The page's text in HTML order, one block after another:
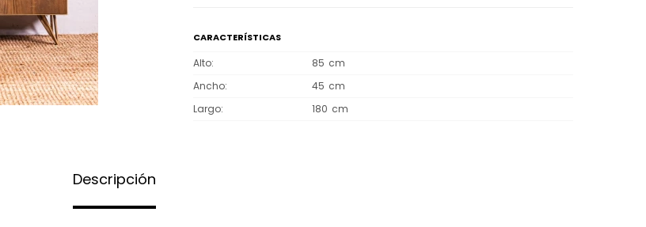
CARACTERÍSTICAS
Alto
85
Ancho
45
Largo
180
Descripción